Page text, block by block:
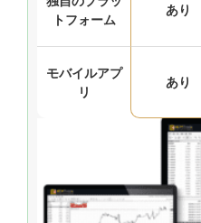
トフォーム
あり
モバイルアプ
リ
あり